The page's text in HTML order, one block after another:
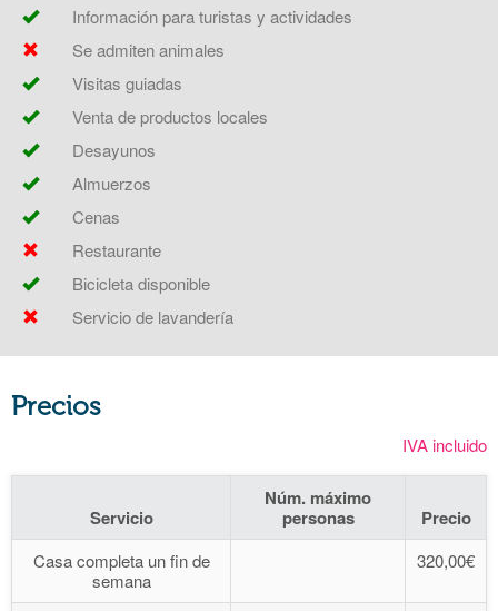
Información para turistas y actividades
Se admiten animales
Visitas guiadas
Venta de productos locales
Desayunos
Almuerzos
Cenas
Restaurante
Bicicleta disponible
Servicio de lavandería
Precios
IVA incluido
Servicio
Núm. máximo
personas
Precio
Casa completa un fin de
semana
320,00€